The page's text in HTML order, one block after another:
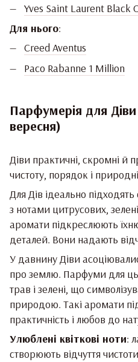
Yves Saint Laurent Black
Для нього:
Creed Aventus
Paco Rabanne 1 Million
Парфумерія для
вересня)
Діви практичні, скромні й
чистоту, порядок і
Для Дів ідеально
з нотами цитрусових,
аромати підкреслюють
деталей. Вони надають
У давнину Діви
про землю. Парфуми для
трав і зелені, що
природою. Такі аромати
практичність і любов до
Улюблені квіткові ноти:
створюють відчуття чистоти